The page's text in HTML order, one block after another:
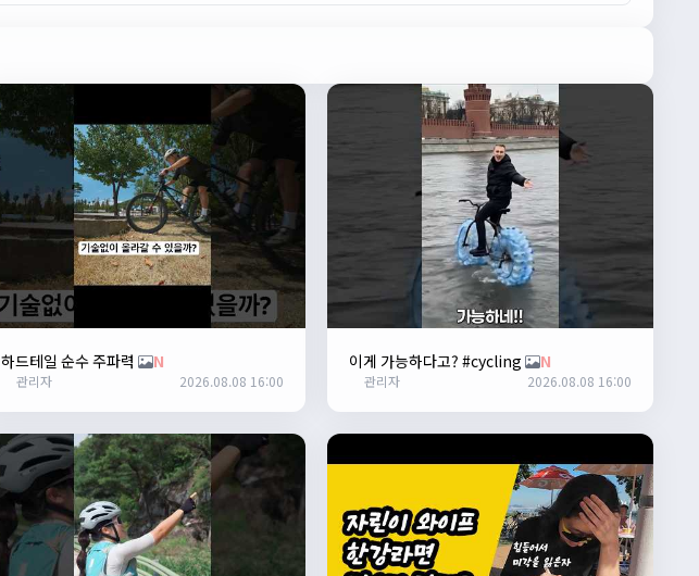
하드테일 순수 주파력 N
관리자 2026.08.08 16:00
이게 가능하다고? #cycling N
관리자 2026.08.08 16:00